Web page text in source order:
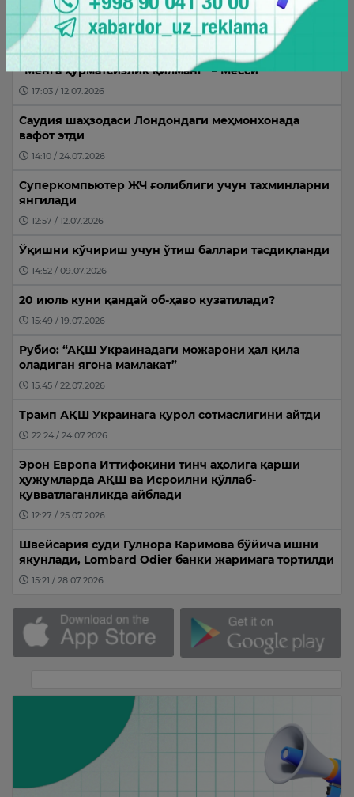
Исроил ҳаво кучлари Ливан жанубидаги
ҳудудларга зарбалар берди
16:09 / 11.07.2026
“Менга ҳурматсизлик қилманг” – Месси
17:03 / 12.07.2026
Саудия шаҳзодаси Лондондаги меҳмонхонада
вафот этди
14:10 / 24.07.2026
Суперкомпьютер ЖЧ ғолиблиги учун тахминларни
янгилади
12:57 / 12.07.2026
Ўқишни кўчириш учун ўтиш баллари тасдиқланди
14:52 / 09.07.2026
20 июль куни қандай об-ҳаво кузатилади?
15:49 / 19.07.2026
Рубио: “АҚШ Украинадаги можарони ҳал қила
оладиган ягона мамлакат”
15:45 / 22.07.2026
Трамп АҚШ Украинага қурол сотмаслигини айтди
22:24 / 24.07.2026
Эрон Европа Иттифоқини тинч аҳолига қарши
ҳужумларда АҚШ ва Исроилни қўллаб-
қувватлаганликда айблади
12:27 / 25.07.2026
Швейсария суди Гулнора Каримова бўйича ишни
якунлади, Lombard Odier банки жаримага тортилди
15:21 / 28.07.2026